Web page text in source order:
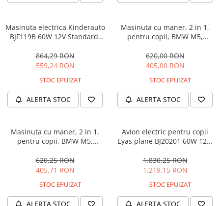
Masinuta electrica Kinderauto
BJF119B 60W 12V Standard,
864,29 RON
559,24 RON
STOC EPUIZAT
ALERTA STOC
Masinuta cu maner, 2 in 1,
pentru copii, BMW M5,
620,00 RON
405,00 RON
STOC EPUIZAT
ALERTA STOC
Masinuta cu maner, 2 in 1,
pentru copii, BMW M5,
620,25 RON
405,71 RON
STOC EPUIZAT
ALERTA STOC
Avion electric pentru copii
Eyas plane BJ20201 60W 12V,
1.830,25 RON
1.219,15 RON
STOC EPUIZAT
ALERTA STOC